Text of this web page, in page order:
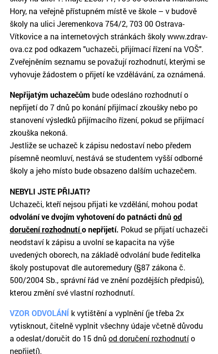
Hory, na veřejně přístupném místě ve škole – v budově
školy na ulici Jeremenkova 754/2, 703 00 Ostrava-
Vítkovice a na internetových stránkách školy www.zdrav-
ova.cz pod odkazem "uchazeči, přijímací řízení na VOŠ".
Zveřejněním seznamu se považují rozhodnutí, kterými se
vyhovuje žádostem o přijetí ke vzdělávání, za oznámená.
Nepřijatým uchazečům bude odesláno rozhodnutí o
nepřijetí do 7 dnů po konání přijímací zkoušky nebo po
stanovení výsledků přijímacího řízení, pokud se přijímací
zkouška nekoná.
Jestliže se uchazeč k zápisu nedostaví nebo předem
písemně neomluví, nestává se studentem vyšší odborné
školy a jeho místo bude obsazeno dalším uchazečem.
NEBYLI JSTE PŘIJATI?
Uchazeči, kteří nejsou přijati ke vzdělání, mohou podat
odvolání ve dvojím vyhotovení do patnácti dnůod
doručení rozhodnutío nepřijetí. Pokud se přijatí uchazeči
neodstaví k zápisu a uvolní se kapacita na výše
uvedených oborech, na základě odvolání bude ředitelka
školy postupovat dle autoremedury (§87 zákona č.
500/2004 Sb., správní řád ve znění pozdějších předpisů),
kterou změní své vlastní rozhodnutí.
VZOR ODVOLÁNÍ k vytištění a vyplnění (je třeba 2x
vytisknout, čitelně vyplnit všechny údaje včetně důvodu
a odeslat/doručit do 15 dnů od doručení rozhodnutío
nepřijetí).